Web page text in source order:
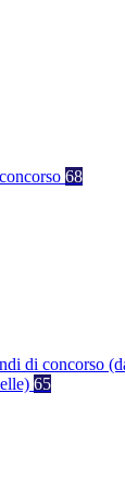
68
di concorso
65